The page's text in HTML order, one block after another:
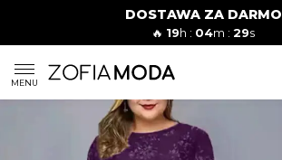
DOSTAWA ZA DARMO
🔥 19h : 04m : 28s
MENU
SUKIENKI